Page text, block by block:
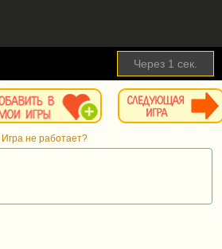
Через 1 сек.
Игра не работает?